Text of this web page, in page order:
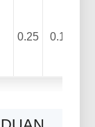
0.25 0.1